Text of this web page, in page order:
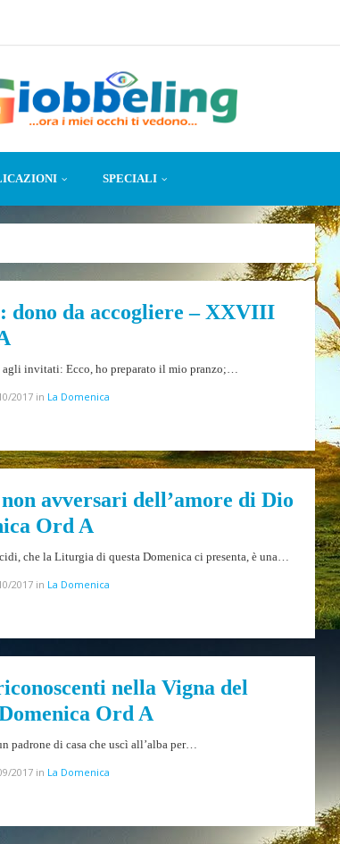
SPECIALI
dono da accogliere – XXVIII
agli invitati: Ecco, ho preparato il mio pranzo;…
2017 in La Domenica
avversari dell’amore di Dio
Ord A
che la Liturgia di questa Domenica ci presenta, è una…
2017 in La Domenica
nella Vigna del
Ord A
padrone di casa che uscì all’alba per…
2017 in La Domenica